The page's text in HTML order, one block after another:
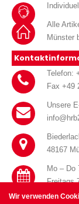
Wir verwenden
Alle
Münster
Telefon:
Fax +49
Unsere
48167
Mo – Do
Freitags